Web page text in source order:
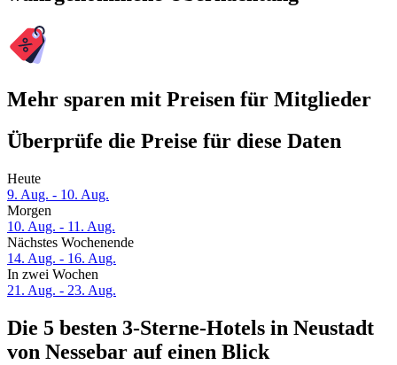
Mehr sparen mit Preisen für Mitglieder
Überprüfe die Preise für diese Daten
Heute
9. Aug. - 10. Aug.
Morgen
10. Aug. - 11. Aug.
Nächstes Wochenende
14. Aug. - 16. Aug.
In zwei Wochen
21. Aug. - 23. Aug.
Die 5 besten 3-Sterne-Hotels in Neustadt
von Nessebar auf einen Blick